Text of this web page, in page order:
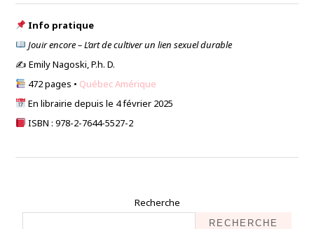
Info pratique
Jouir encore – L’art de cultiver un lien sexuel durable
✍️ Emily Nagoski, P.h. D.
472 pages • Québec Amérique
En librairie depuis le 4 février 2025
ISBN : 978-2-7644-5527-2
Recherche
RECHERCHE